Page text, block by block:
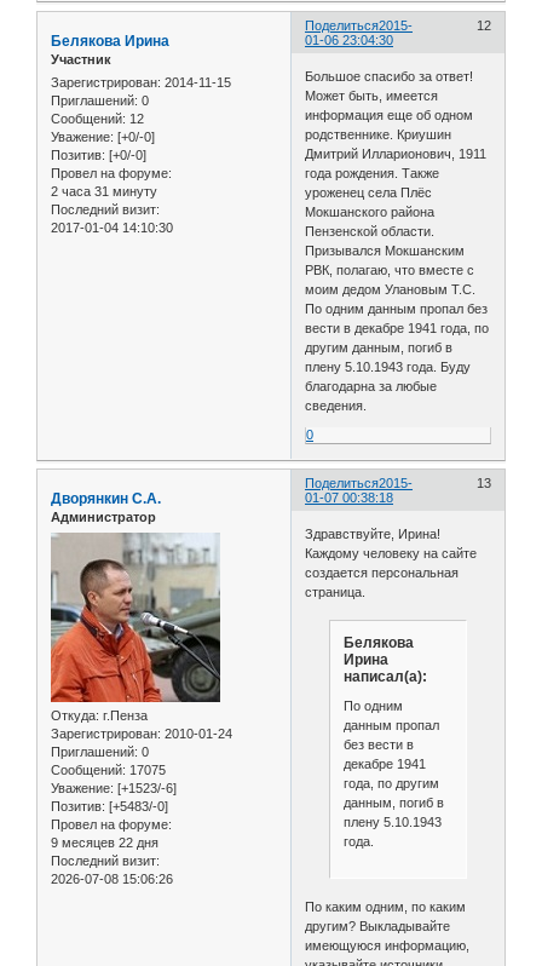
Поделиться 12
2015-
01-06 23:04:30
Белякова Ирина
Участник
Зарегистрирован: 2014-11-15
Приглашений: 0
Сообщений: 12
Уважение: [+0/-0]
Позитив: [+0/-0]
Провел на форуме:
2 часа 31 минуту
Последний визит:
2017-01-04 14:10:30
Большое спасибо за ответ!
Может быть, имеется
информация еще об одном
родственнике. Криушин
Дмитрий Илларионович, 1911
года рождения. Также
уроженец села Плёс
Мокшанского района
Пензенской области.
Призывался Мокшанским
РВК, полагаю, что вместе с
моим дедом Улановым Т.С.
По одним данным пропал без
вести в декабре 1941 года, по
другим данным, погиб в
плену 5.10.1943 года. Буду
благодарна за любые
сведения.
0
Поделиться 13
2015-
01-07 00:38:18
Дворянкин С.А.
Администратор
Откуда: г.Пенза
Зарегистрирован: 2010-01-24
Приглашений: 0
Сообщений: 17075
Уважение: [+1523/-6]
Позитив: [+5483/-0]
Провел на форуме:
9 месяцев 22 дня
Последний визит:
2026-07-08 15:06:26
Здравствуйте, Ирина!
Каждому человеку на сайте
создается персональная
страница.
Белякова
Ирина
написал(а):
По одним
данным пропал
без вести в
декабре 1941
года, по другим
данным, погиб в
плену 5.10.1943
года.
По каким одним, по каким
другим? Выкладывайте
имеющуюся информацию,